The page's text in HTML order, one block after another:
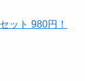
ット 980円！